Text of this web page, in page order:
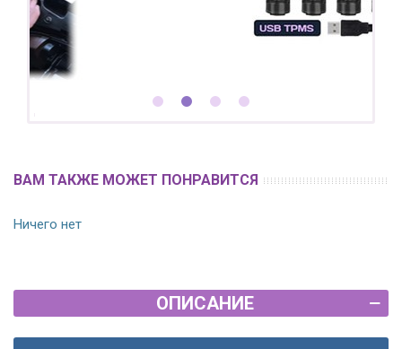
ВАМ ТАКЖЕ МОЖЕТ ПОНРАВИТСЯ
Ничего нет
ОПИСАНИЕ